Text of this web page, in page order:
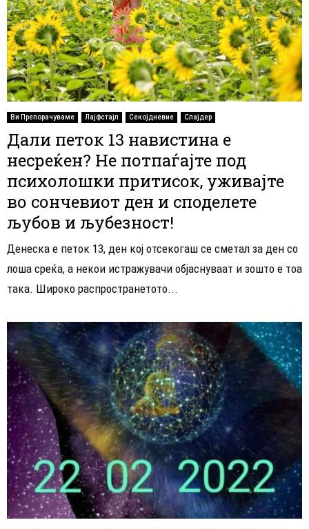
Ви Препорачуваме Лајфстајл Секојдневие Слајдер
Дали петок 13 навистина е
несреќен? Не потпаѓајте под
психолошки притисок, уживајте
во сончевиот ден и споделете
љубов и љубезност!
Денеска е петок 13, ден кој отсекогаш се сметал за ден со
лоша среќа, а некои истражувачи објаснуваат и зошто е тоа
така. Широко распространетото...